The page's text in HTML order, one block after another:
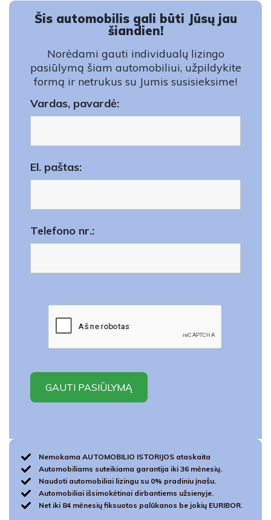
Šis automobilis gali būti Jūsų jau
šiandien!
Norėdami gauti individualų lizingo
pasiūlymą šiam automobiliui, užpildykite
formą ir netrukus su Jumis susisieksime!
Vardas, pavardė:
El. paštas:
Telefono nr.:
Nemokama AUTOMOBILIO ISTORIJOS ataskaita
Automobiliams suteikiama garantija iki 36 mėnesių.
Naudoti automobiliai lizingu su 0% pradiniu įnašu.
Automobiliai išsimokėtinai dirbantiems užsienyje.
Net iki 84 mėnesių fiksuotos palūkanos be jokių EURIBOR.